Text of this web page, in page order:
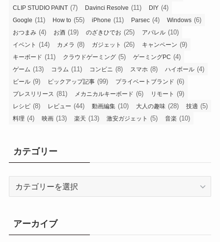
CLIP STUDIO PAINT (7) Davinci Resolve (11) DIY (4)
Google (11) How to (55) iPhone (11) Parsec (4) Windows (6)
おつまみ (4) お酒 (19) のざきひでお (25) アパレル (10)
イベント (14) カメラ (8) ガジェット (26) キャンペーン (9)
キーボード (11) クラウドゲーミング (5) ゲーミングPC (4)
ゲーム (13) コラム (11) コンビニ (8) スマホ (8) ハイボール (4)
ビール (9) ピックアップ記事 (99) プライベートブランド (6)
プレスリリース (81) メカニカルキーボード (6) リモート (9)
レシピ (8) レビュー (44) 動画編集 (10) 大人の趣味 (28) 技適 (5)
料理 (4) 映画 (13) 楽天 (13) 激安ガジェット (5) 音楽 (10)
カテゴリー
リ
ー
アーカイブ